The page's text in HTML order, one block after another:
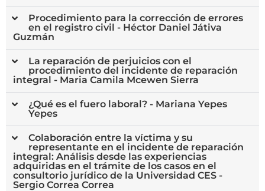
Procedimiento para la corrección de errores
en el registro civil - Héctor Daniel Játiva
Guzmán
La reparación de perjuicios con el
procedimiento del incidente de reparación
integral - Maria Camila Mcewen Sierra
¿Qué es el fuero laboral? - Mariana Yepes
Yepes
Colaboración entre la víctima y su
representante en el incidente de reparación
integral: Análisis desde las experiencias
adquiridas en el trámite de los casos en el
consultorio jurídico de la Universidad CES -
Sergio Correa Correa